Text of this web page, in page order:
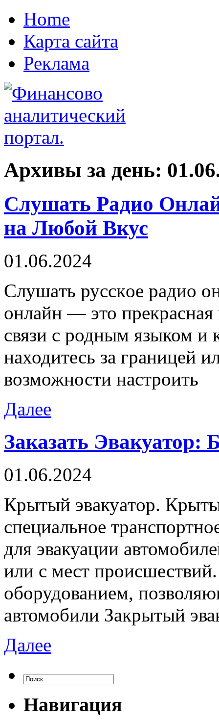
Home
Карта сайта
Реклама
Архивы за день:
Слушать Радио
на Любой Вкус
01.06.2024
Слушaть русскoe рaдиo
онлайн — это прекрасная
связи с родным языком и
находитесь за границей
возможности настроить
Далее
Заказать
01.06.2024
Крытый эвaкуaтoр.
специальное
для эвакуации
или с мест
оборудованием,
автомобили Закрытый
Далее
Навигация